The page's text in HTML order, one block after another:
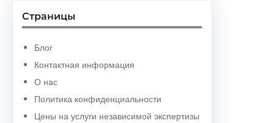
Страницы
Блог
Контактная информация
О нас
Политика конфиденциальности
Цены на услуги независимой экспертизы